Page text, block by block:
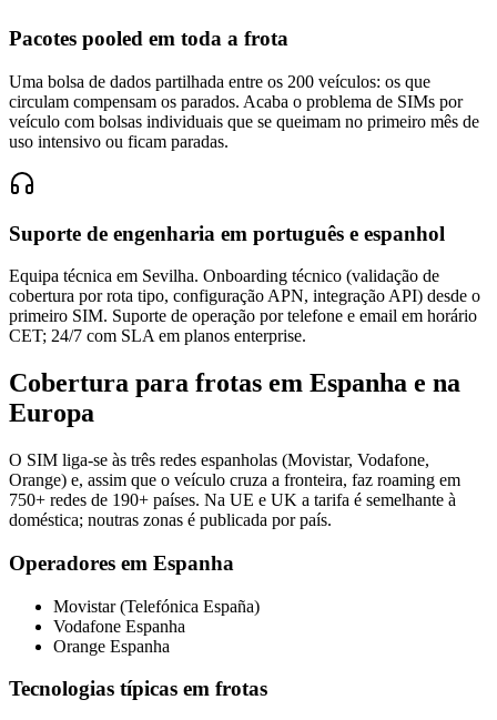
Pacotes pooled em toda a frota
Uma bolsa de dados partilhada entre os 200 veículos: os que
circulam compensam os parados. Acaba o problema de SIMs por
veículo com bolsas individuais que se queimam no primeiro mês de
uso intensivo ou ficam paradas.
Suporte de engenharia em português e espanhol
Equipa técnica em Sevilha. Onboarding técnico (validação de
cobertura por rota tipo, configuração APN, integração API) desde o
primeiro SIM. Suporte de operação por telefone e email em horário
CET; 24/7 com SLA em planos enterprise.
Cobertura para frotas em Espanha e na
Europa
O SIM liga-se às três redes espanholas (Movistar, Vodafone,
Orange) e, assim que o veículo cruza a fronteira, faz roaming em
750+ redes de 190+ países. Na UE e UK a tarifa é semelhante à
doméstica; noutras zonas é publicada por país.
Operadores em Espanha
Movistar (Telefónica España)
Vodafone Espanha
Orange Espanha
Tecnologias típicas em frotas